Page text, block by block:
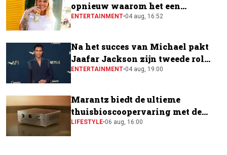
opnieuw waarom het een
festivalfavoriet is
ENTERTAINMENT•04 aug, 16:52
Na het succes van Michael pakt
Jaafar Jackson zijn tweede rol
naast Will Smith
ENTERTAINMENT•04 aug, 19:00
Marantz biedt de ultieme
thuisbioscoopervaring met de
CINEMA Series 2
LIFESTYLE•06 aug, 16:00